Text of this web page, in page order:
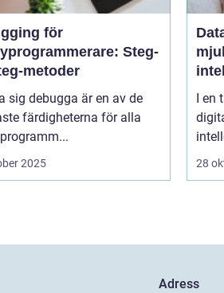
för
Steg-
metoder
sig debugga är en av de
färdigheterna för alla
2025
I
28
Adress